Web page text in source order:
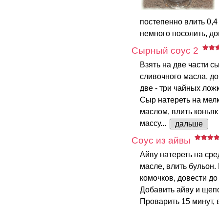
постепенно влить
немного посолить,
Сырный соус 2
Взять на две части
сливочного масла,
две - три чайных
Cыp натеpеть на
маслом, влить
массу...
дальше
Соус из айвы
Айву натереть на
масле, влить
комочков, довести
Добавить айву и
Проварить 15